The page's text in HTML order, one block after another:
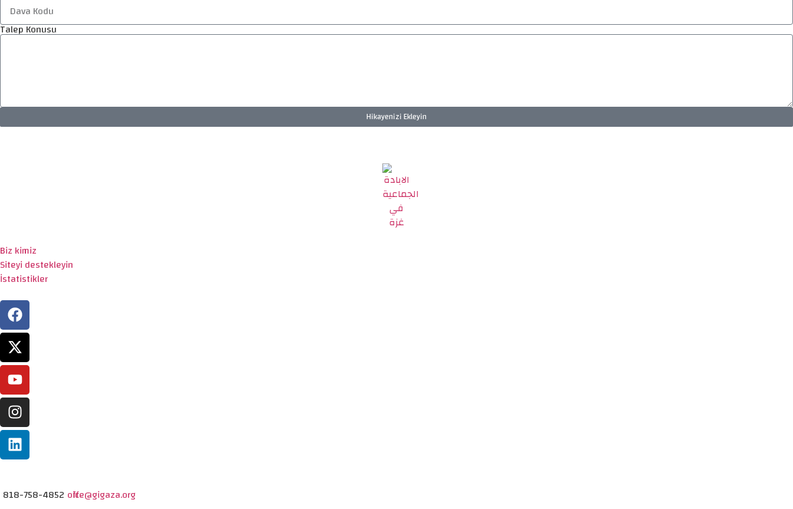
Talep Konusu
Hikayenizi Ekleyin
Biz kimiz
Siteyi destekleyin
İstatistikler
818-758-4852 office@gigaza.org